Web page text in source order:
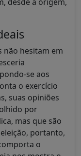
não hesitam em
se aos
o exercício
suas opiniões
por
mas que são
portanto,
o